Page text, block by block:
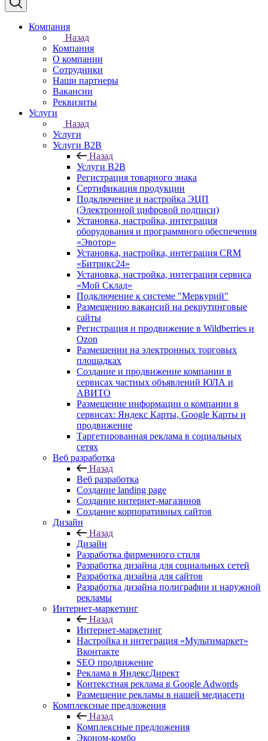
Компания
Назад
Компания
О компании
Сотрудники
Наши партнеры
Вакансии
Реквизиты
Услуги
Назад
Услуги
Услуги B2B
Назад
Услуги B2B
Регистрация товарного знака
Сертификация продукции
Подключение и настройка ЭЦП
(Электронной цифровой подписи)
Установка, настройка, интеграция
оборудования и программного обеспечения
«Эвотор»
Установка, настройка, интеграция CRM
«Битрикс24»
Установка, настройка, интеграция сервиса
«Мой Склад»
Подключение к системе "Меркурий"
Размещению вакансий на рекрутинговые
сайты
Регистрация и продвижение в Wildberries и
Ozon
Размещении на электронных торговых
площадках
Создание и продвижение компании в
сервисах частных объявлений ЮЛА и
АВИТО
Размещение информации о компании в
сервисах: Яндекс Карты, Google Карты и
продвижение
Таргетированная реклама в социальных
сетях
Веб разработка
Назад
Веб разработка
Создание landing page
Создание интернет-магазинов
Создание корпоративных сайтов
Дизайн
Назад
Дизайн
Разработка фирменного стиля
Разработка дизайна для социальных сетей
Разработка дизайна для сайтов
Разработка дизайна полиграфии и наружной
рекламы
Интернет-маркетинг
Назад
Интернет-маркетинг
Настройка и интеграция «Мультимаркет»
Вконтакте
SEO продвижение
Реклама в ЯндексДирект
Контекстная реклама в Google Adwords
Размещение рекламы в нашей медиасети
Комплексные предложения
Назад
Комплексные предложения
Эконом-комбо